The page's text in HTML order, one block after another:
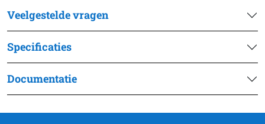
Veelgestelde vragen
Specificaties
Documentatie